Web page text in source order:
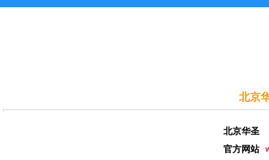
北京
北京华圣
官方网站